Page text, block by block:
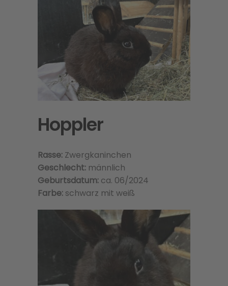
Hoppler
Rasse: Zwergkaninchen
Geschlecht: männlich
Geburtsdatum: ca. 06/2024
Farbe: schwarz mit weiß